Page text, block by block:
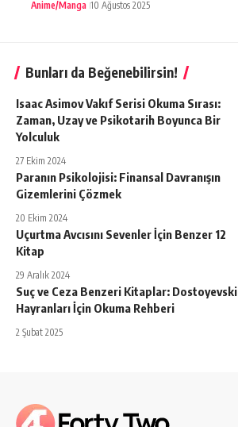
Anime/Manga 10 Ağustos 2025
Bunları da Beğenebilirsin!
Isaac Asimov Vakıf Serisi Okuma Sırası:
Zaman, Uzay ve Psikotarih Boyunca Bir
Yolculuk
27 Ekim 2024
Paranın Psikolojisi: Finansal Davranışın
Gizemlerini Çözmek
20 Ekim 2024
Uçurtma Avcısını Sevenler İçin Benzer 12
Kitap
29 Aralık 2024
Suç ve Ceza Benzeri Kitaplar: Dostoyevski
Hayranları İçin Okuma Rehberi
2 Şubat 2025